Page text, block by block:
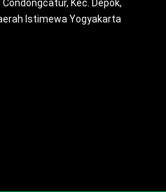
Kec. Depok,
Istimewa Yogyakarta